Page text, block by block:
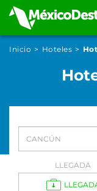
Inicio Hoteles
LLEGADA